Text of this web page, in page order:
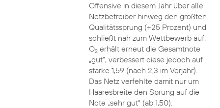
Offensive in diesem Jahr über alle
Netzbetreiber hinweg den größten
Qualitätssprung (+25 Prozent) und
schließt nah zum Wettbewerb auf.
O2erhält erneut die Gesamtnote
„gut“, verbessert diese jedoch auf
starke 1,59 (nach 2,3 im Vorjahr).
Das Netz verfehlte damit nur um
Haaresbreite den Sprung auf die
Note „sehr gut“ (ab 1,50).